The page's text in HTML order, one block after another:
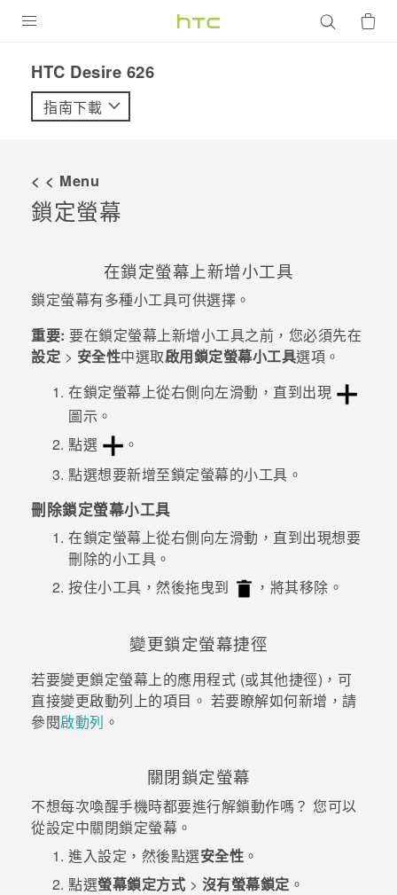
VIVE
配件
校園專案
銷售通路
支援服務
VIVELAND
HTC Desire 626‎
指南下載
< < Menu
鎖定螢幕
在鎖定螢幕上新增小工具
鎖定螢幕有多種小工具可供選擇。
重要: 要在鎖定螢幕上新增小工具之前，您必須先在
設定 > 安全性中選取啟用鎖定螢幕小工具選項。
在鎖定螢幕上從右側向左滑動，直到出現
圖示。
點選
。
點選想要新增至鎖定螢幕的小工具。
刪除鎖定螢幕小工具
在鎖定螢幕上從右側向左滑動，直到出現想要
刪除的小工具。
按住小工具，然後拖曳到
，將其移除。
變更鎖定螢幕捷徑
若要變更鎖定螢幕上的應用程式 (或其他捷徑)，可
直接變更啟動列上的項目。 若要瞭解如何新增，請
參閱啟動列 。
關閉鎖定螢幕
不想每次喚醒手機時都要進行解鎖動作嗎？ 您可以
從設定中關閉鎖定螢幕。
進入設定，然後點選安全性 。
點選螢幕鎖定方式 > 沒有螢幕鎖定 。